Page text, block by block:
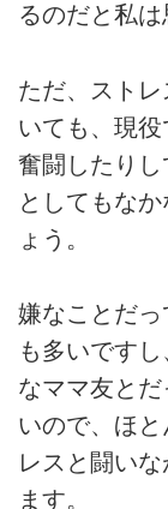
るのだと私は
ただ、スト
いても、現
奮闘したりし
としてもな
ょう。
嫌なことだ
も多いです
なママ友と
いので、ほ
レスと闘い
ます。